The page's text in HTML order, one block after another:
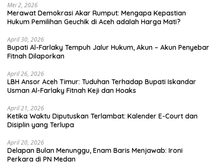
Mei 2, 2026
Merawat Demokrasi Akar Rumput: Mengapa Kepastian
April 30, 2026
Bupati Al-Farlaky Tempuh Jalur Hukum, Akun – Akun Penyebar
Fitnah Dilaporkan
April 26, 2026
LBH Ansor Aceh Timur: Tuduhan Terhadap Bupati Iskandar
Usman Al-Farlaky Fitnah Keji dan Hoaks
April 21, 2026
Ketika Waktu Diputuskan Terlambat: Kalender E-Court dan
Disiplin yang Terlupa
April 20, 2026
Delapan Bulan Menunggu, Enam Baris Menjawab: Ironi
Perkara di PN Medan